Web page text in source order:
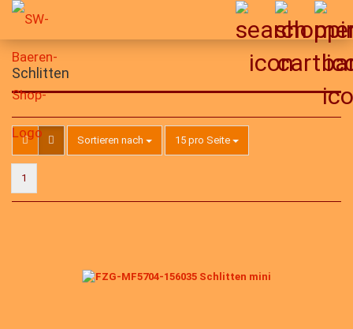
Schlitten
Sortieren nach
Sortieren nach 15 pro Seite
pro Seite
1